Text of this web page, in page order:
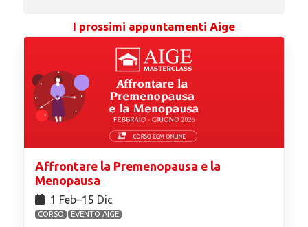
I prossimi appuntamenti Aige
Affrontare la Premenopausa e la
Menopausa
1 Feb⁠–15 Dic
CORSO EVENTO AIGE